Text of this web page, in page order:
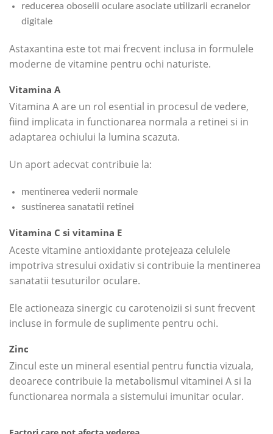
reducerea oboselii oculare asociate utilizarii ecranelor
digitale
Astaxantina este tot mai frecvent inclusa in formulele
moderne de vitamine pentru ochi naturiste.
Vitamina A
Vitamina A are un rol esential in procesul de vedere,
fiind implicata in functionarea normala a retinei si in
adaptarea ochiului la lumina scazuta.
Un aport adecvat contribuie la:
mentinerea vederii normale
sustinerea sanatatii retinei
Vitamina C si vitamina E
Aceste vitamine antioxidante protejeaza celulele
impotriva stresului oxidativ si contribuie la mentinerea
sanatatii tesuturilor oculare.
Ele actioneaza sinergic cu carotenoizii si sunt frecvent
incluse in formule de suplimente pentru ochi.
Zinc
Zincul este un mineral esential pentru functia vizuala,
deoarece contribuie la metabolismul vitaminei A si la
functionarea normala a sistemului imunitar ocular.